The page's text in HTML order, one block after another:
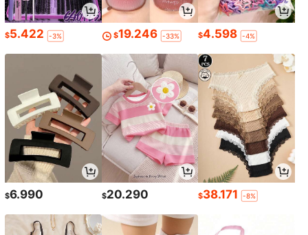
$5.422 -3% $19.246 -33% $4.598 -4%
$6.990 $20.290 $38.171 -8%